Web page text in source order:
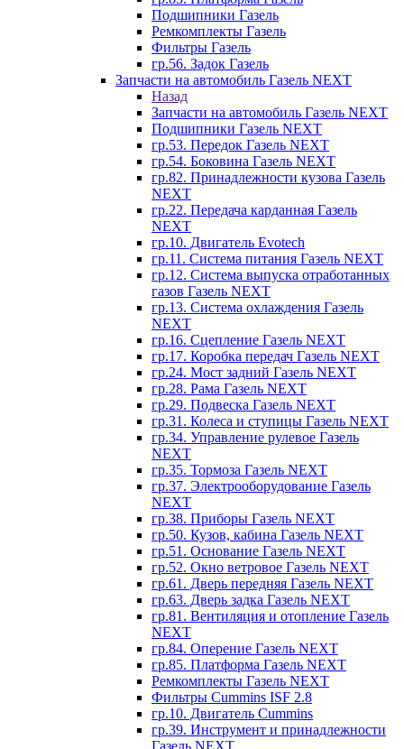
Подшипники Газель
Ремкомплекты Газель
Фильтры Газель
гр.56. Задок Газель
Запчасти на автомобиль Газель NEXT
Назад
Запчасти на автомобиль Газель NEXT
Подшипники Газель NEXT
гр.53. Передок Газель NEXT
гр.54. Боковина Газель NEXT
гр.82. Принадлежности кузова Газель
NEXT
гр.22. Передача карданная Газель
NEXT
гр.10. Двигатель Evotech
гр.11. Система питания Газель NEXT
гр.12. Система выпуска отработанных
газов Газель NEXT
гр.13. Система охлаждения Газель
NEXT
гр.16. Сцепление Газель NEXT
гр.17. Коробка передач Газель NEXT
гр.24. Мост задний Газель NEXT
гр.28. Рама Газель NEXT
гр.29. Подвеска Газель NEXT
гр.31. Колеса и ступицы Газель NEXT
гр.34. Управление рулевое Газель
NEXT
гр.35. Тормоза Газель NEXT
гр.37. Электрооборудование Газель
NEXT
гр.38. Приборы Газель NEXT
гр.50. Кузов, кабина Газель NEXT
гр.51. Основание Газель NEXT
гр.52. Окно ветровое Газель NEXT
гр.61. Дверь передняя Газель NEXT
гр.63. Дверь задка Газель NEXT
гр.81. Вентиляция и отопление Газель
NEXT
гр.84. Оперение Газель NEXT
гр.85. Платформа Газель NEXT
Ремкомплекты Газель NEXT
Фильтры Cummins ISF 2.8
гр.10. Двигатель Cummins
гр.39. Инструмент и принадлежности
Газель NEXT